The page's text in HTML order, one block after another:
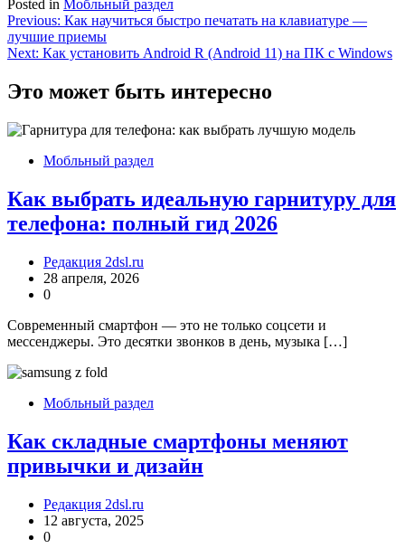
Posted in Мобльный раздел
Навигация
по
Previous: Как научиться быстро печатать на клавиатуре —
лучшие приемы
Next: Как установить Android R (Android 11) на ПК с Windows
Это может быть интересно
Мобльный раздел
Как выбрать идеальную гарнитуру для
телефона: полный гид 2026
Редакция 2dsl.ru
28 апреля, 2026
0
Современный смартфон — это не только соцсети и
мессенджеры. Это десятки звонков в день, музыка […]
Мобльный раздел
Как складные смартфоны меняют
привычки и дизайн
Редакция 2dsl.ru
12 августа, 2025
0